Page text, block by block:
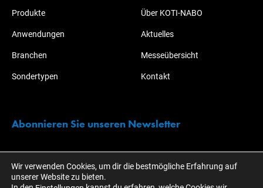
Produkte
Anwendungen
Branchen
Sondertypen
Über KOTI-NABO
Aktuelles
Messeübersicht
Kontakt
Abonnieren Sie unseren Newsletter
Bleiben Sie immer über alle Aktionen und Entwicklungen rund um
KOTI informiert!
Wir verwenden Cookies, um dir die bestmögliche Erfahrung auf
unserer Website zu bieten.